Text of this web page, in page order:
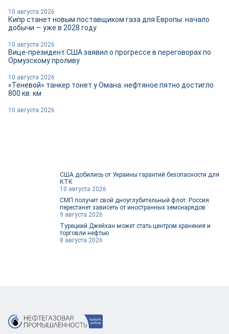
10 августа 2026
Кипр станет новым поставщиком газа для Европы: начало
добычи — уже в 2028 году
10 августа 2026
Вице-президент США заявил о прогрессе в переговорах по
Ормузскому проливу
10 августа 2026
«Теневой» танкер тонет у Омана: нефтяное пятно достигло
800 кв. км
10 августа 2026
США добились от Украины гарантий безопасности для
КТК
10 августа 2026
СМП получит свой дноуглубительный флот: Россия
перестанет зависеть от иностранных земснарядов
9 августа 2026
Турецкий Джейхан может стать центром хранения и
торговли нефтью
8 августа 2026